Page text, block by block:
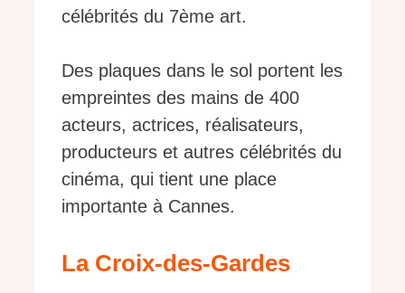
célébrités du 7ème art.
Des plaques dans le sol portent les
empreintes des mains de 400
acteurs, actrices, réalisateurs,
producteurs et autres célébrités du
cinéma, qui tient une place
importante à Cannes.
La Croix-des-Gardes